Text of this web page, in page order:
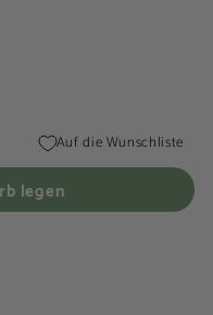
Auf die Wunschliste
legen